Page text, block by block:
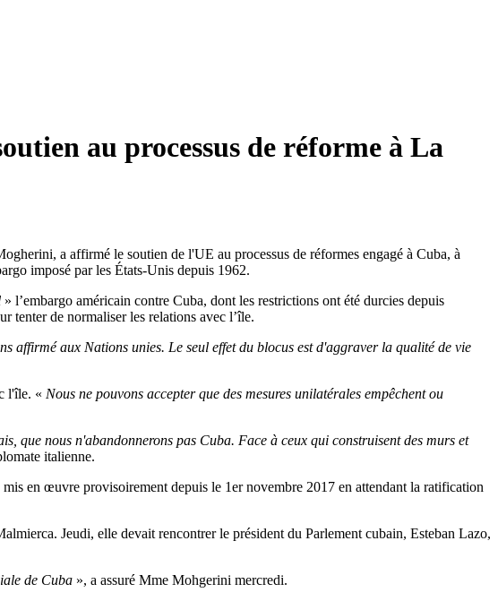
au processus de réforme à La
a affirmé le soutien de l'UE au processus de réformes engagé à Cuba, à
imposé par les États-Unis depuis 1962.
» l’embargo américain contre Cuba, dont les restrictions ont été durcies depuis
tenter de normaliser les relations avec l’île.
affirmé aux Nations unies. Le seul effet du blocus est d'aggraver la qualité de vie
l'île. « Nous ne pouvons accepter que des mesures unilatérales empêchent ou
que nous n'abandonnerons pas Cuba. Face à ceux qui construisent des murs et
italienne.
en œuvre provisoirement depuis le 1er novembre 2017 en attendant la ratification
Jeudi, elle devait rencontrer le président du Parlement cubain, Esteban Lazo,
de Cuba », a assuré Mme Mohgerini mercredi.